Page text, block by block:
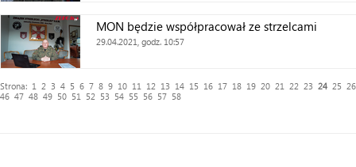
MON będzie współpracował ze strzelcami
29.04.2021, godz. 10:57
Strona: 1 2 3 4 5 6 7 8 9 10 11 12 13 14 15 16 17 18 19 20 21 22 23 24 25
26
46 47 48 49 50 51 52 53 54 55 56 57 58